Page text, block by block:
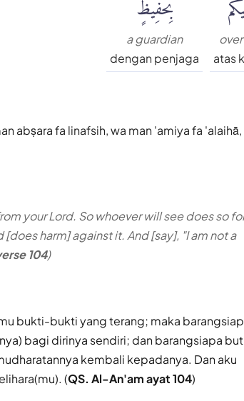
atas
a guardian
dengan penjaga
abṣara fa linafsih, wa man 'amiya fa 'alaihā,
your Lord. So whoever will see does so
harm] against it. And [say], "I am not a
104)
bukti-bukti yang terang; maka
bagi dirinya sendiri; dan barangsiapa
kembali kepadanya. Dan aku
(QS. Al-An'am ayat 104)